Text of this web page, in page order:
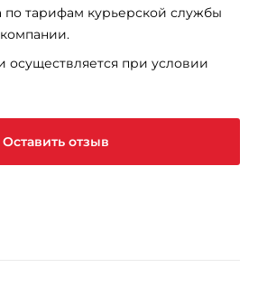
по тарифам курьерской службы
осуществляется при условии
Оставить отзыв